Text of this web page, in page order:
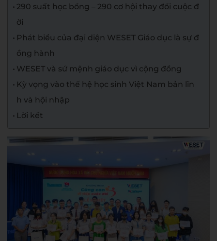
290 suất học bổng – 290 cơ hội thay đổi cuộc đ
ời
Phát biểu của đại diện WESET Giáo dục là sự đ
ồng hành
WESET và sứ mệnh giáo dục vì cộng đồng
Kỳ vọng vào thế hệ học sinh Việt Nam bản lĩn
h và hội nhập
Lời kết